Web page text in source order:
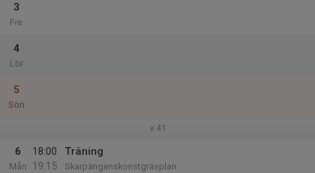
3
Fre
4
Lör
5
Sön
v.41
6
Mån
18:00
19:15
Träning
Skarpängenskonstgräsplan